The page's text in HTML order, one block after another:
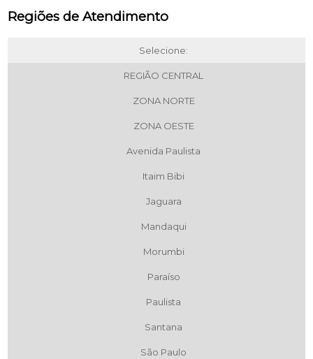
Regiões de Atendimento
Selecione:
REGIÃO CENTRAL
ZONA NORTE
ZONA OESTE
Avenida Paulista
Itaim Bibi
Jaguara
Mandaqui
Morumbi
Paraíso
Paulista
Santana
São Paulo